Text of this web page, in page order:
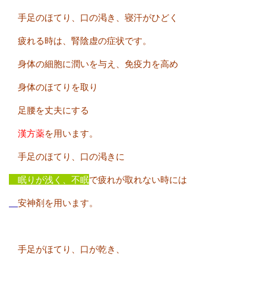
手足のほてり、口の渇き、寝汗がひどく
疲れる時は、腎陰虚の症状です。
身体の細胞に潤いを与え、免疫力を高め
身体のほてりを取り
足腰を丈夫にする
漢方薬を用います。
手足のほてり、口の渇きに
眠りが浅く、不眠で疲れが取れない時には
安神剤を用います。
手足がほてり、口が乾き、